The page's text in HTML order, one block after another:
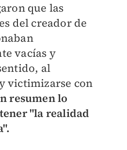
que las
del creador de
vacías y
al
victimizarse con
resumen lo
"la realidad